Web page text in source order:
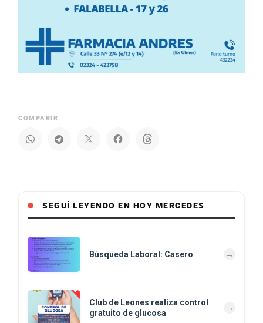
COMPARIR
SEGUÍ LEYENDO EN HOY MERCEDES
Búsqueda Laboral: Casero
Club de Leones realiza control
gratuito de glucosa